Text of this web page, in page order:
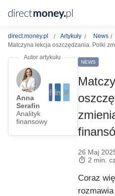
direct.money.pl Artykuły
News
Matczyna lekcja oszczędzania. Polki
Anna
Serafin
Analityk
finansowy
NEWS
26 Maj
2 min.
Coraz